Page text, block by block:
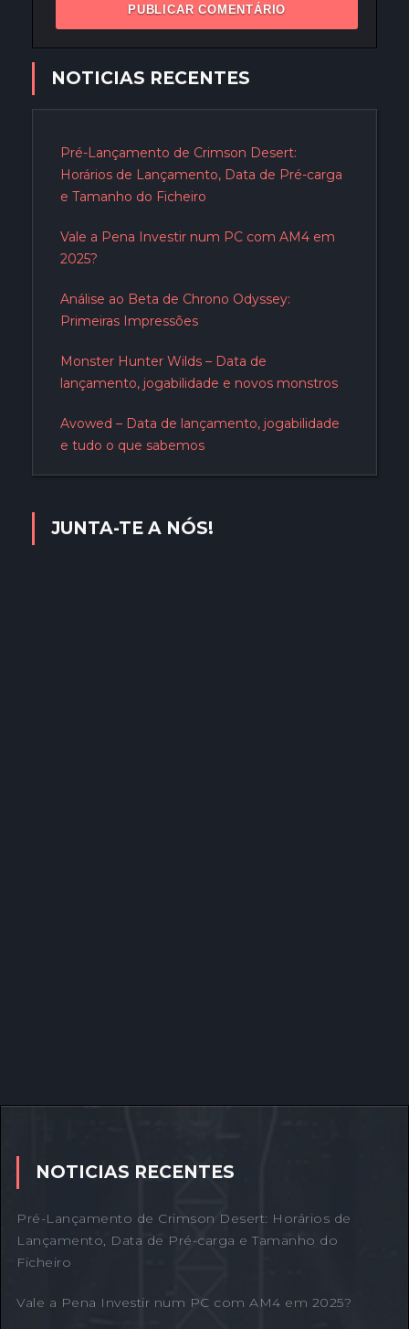
NOTICIAS RECENTES
Pré-Lançamento de Crimson Desert:
Horários de Lançamento, Data de Pré-carga
e Tamanho do Ficheiro
Vale a Pena Investir num PC com AM4 em
2025?
Análise ao Beta de Chrono Odyssey:
Primeiras Impressões
Monster Hunter Wilds – Data de
lançamento, jogabilidade e novos monstros
Avowed – Data de lançamento, jogabilidade
e tudo o que sabemos
JUNTA-TE A NÓS!
NOTICIAS RECENTES
Pré-Lançamento de Crimson Desert: Horários de
Lançamento, Data de Pré-carga e Tamanho do
Ficheiro
Vale a Pena Investir num PC com AM4 em 2025?